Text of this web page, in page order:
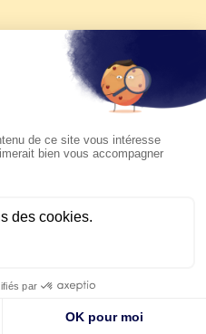
d'été 2026 de KTO
du pape Léon
à suivre sur KTO le
Uruguay, Argentine et
au 17 novembre 2026
Mentions légales